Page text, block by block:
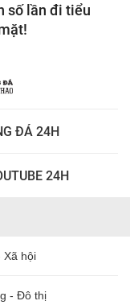
số lần đi tiểu
ĐÁ 24H
24H
Xã hội
- Đô thị